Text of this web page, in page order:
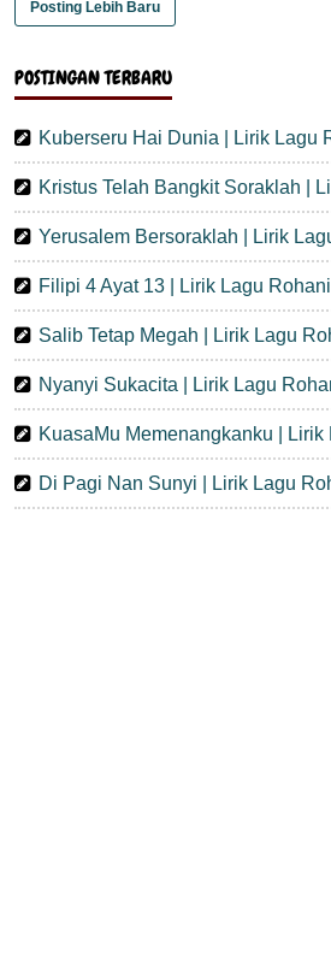
Posting Lebih Baru
POSTINGAN TERBARU
Kuberseru Hai Dunia | Lirik Lagu
Kristus Telah Bangkit Soraklah |
Yerusalem Bersoraklah | Lirik
Filipi 4 Ayat 13 | Lirik Lagu Rohani
Salib Tetap Megah | Lirik Lagu
Nyanyi Sukacita | Lirik Lagu
KuasaMu Memenangkanku | Lirik
Di Pagi Nan Sunyi | Lirik Lagu